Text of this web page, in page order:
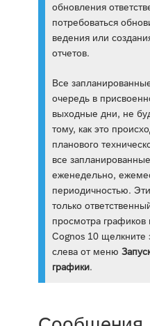
обновления
потребоваться
ведения или
отчетов.
Все
очередь в
выходные дни, не
тому, как это
планового
все
еженедельно,
периодичностью.
только
просмотра графиков
Cognos 10 щелкните
слева от меню
графики.